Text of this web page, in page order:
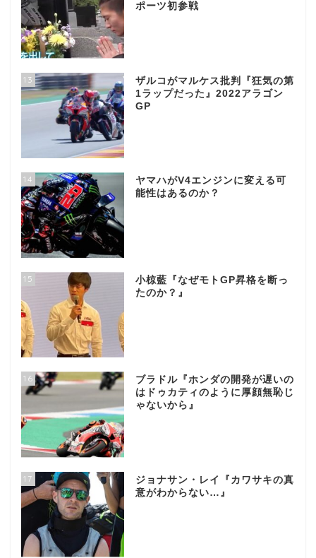
ポーツ初参戦
13
ザルコがマルケス批判『狂気の第
1ラップだった』2022アラゴン
GP
14
ヤマハがV4エンジンに変える可
能性はあるのか？
15
小椋藍『なぜモトGP昇格を断っ
たのか？』
16
ブラドル『ホンダの開発が遅いの
はドゥカティのように厚顔無恥じ
ゃないから』
17
ジョナサン・レイ『カワサキの真
意がわからない…』